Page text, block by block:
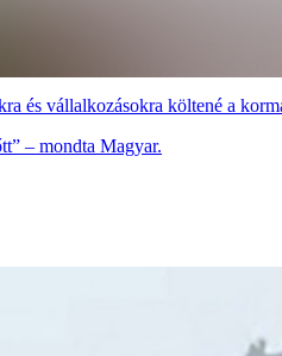
és vállalkozásokra költené a
– mondta Magyar.